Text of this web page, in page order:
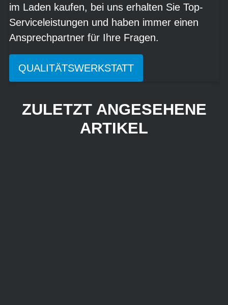
im Laden kaufen, bei uns erhalten Sie Top-
Serviceleistungen und haben immer einen
Ansprechpartner für Ihre Fragen.
QUALITÄTSWERKSTATT
ZULETZT ANGESEHENE
ARTIKEL